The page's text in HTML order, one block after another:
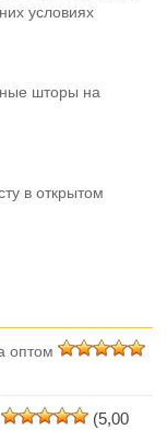
условиях
шторы на
в открытом
оптом
(5,00